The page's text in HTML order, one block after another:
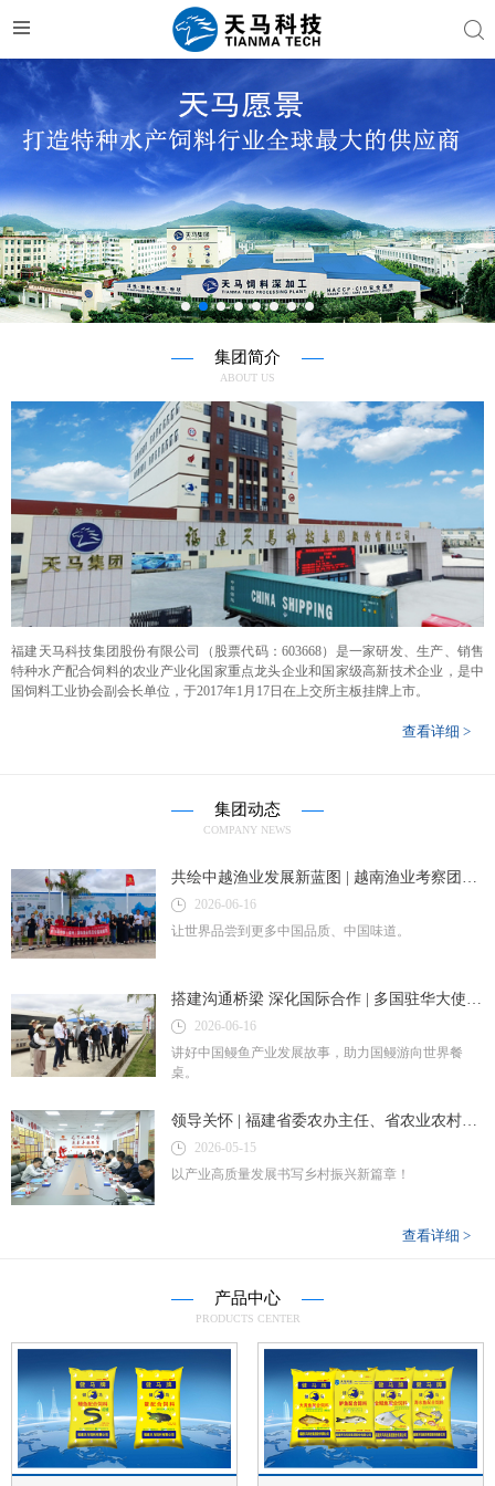
集团简介
ABOUT US
福建天马科技集团股份有限公司（股票代码：603668）是一家研发、生产、销售
特种水产配合饲料的农业产业化国家重点龙头企业和国家级高新技术企业，是中
国饲料工业协会副会长单位，于2017年1月17日在上交所主板挂牌上市。
查看详细 >
集团动态
COMPANY NEWS
共绘中越渔业发展新蓝图 | 越南渔业考察团莅临天马科技参观交流，点赞“国鳗”品质
2026-06-16
让世界品尝到更多中国品质、中国味道。
搭建沟通桥梁 深化国际合作 | 多国驻华大使莅临天马科技集团考察交流
2026-06-16
讲好中国鳗鱼产业发展故事，助力国鳗游向世界餐
桌。
领导关怀 | 福建省委农办主任、省农业农村厅党组书记、厅长、省乡村振兴局局长陈明旺莅临天马科技集团调研指导
2026-05-15
以产业高质量发展书写乡村振兴新篇章！
查看详细 >
产品中心
PRODUCTS CENTER